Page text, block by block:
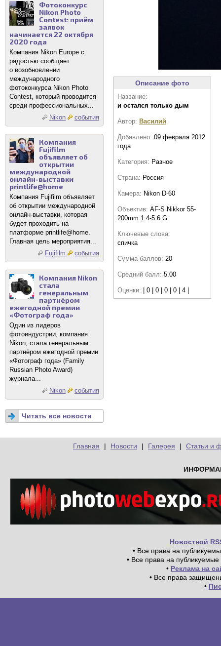
Фотоконкурс
Nikon Photo
Contest: приём
заявок
начинается 22 октября
2020 года
Компания Nikon Europe с
радостью сообщает
о возобновлении
международного
фотоконкурса Nikon Photo
Contest, который проводится
среди профессиональных...
Nikon
события
Компания
Fujifilm
объявляет об
открытии
международной
онлайн-выставки
printlife@home
Компания Fujifilm объявляет
об открытии международной
онлайн-выставки, которая
будет проходить на
платформе printlife@home.
Главная цель мероприятия...
Fujifilm
события
Компания Nikon
стала
генеральным
партнёром
ежегодной премии
«Фотограф года»
Один из лидеров
фотоиндустрии, компания
Nikon, стала генеральным
партнёром ежегодной премии
«Фотограф года» (Family
Russian Photo Award)
журнала...
Nikon
события
Читать все новости
Описание фото
Название:
и остался только дым
Автор: Василий
Добавлено: 09 февраля 2012
года
Категория: Разное
Страна: Россия
Камера: Nikon D-60
Объектив: AF-S Nikkor 55-
200mm 1:4-5.6 G
Ключевые слова:
спичка
Сумма баллов: 20
Средний балл: 5.00
Оценки: | 0 | 0 | 0 | 0 | 4 |
Главная | Новости | Галерея | Статьи и
Новостной
• Все права на
• Все права на
• Реклама на
• Все права
•